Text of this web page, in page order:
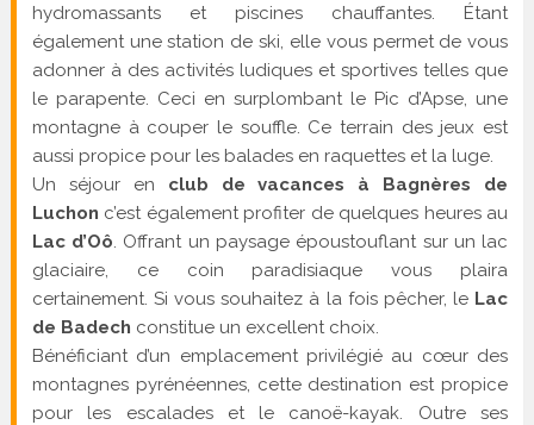
hydromassants et piscines chauffantes. Étant
également une station de ski, elle vous permet de vous
adonner à des activités ludiques et sportives telles que
le parapente. Ceci en surplombant le Pic d’Apse, une
montagne à couper le souffle. Ce terrain des jeux est
aussi propice pour les balades en raquettes et la luge.
Un séjour en club de vacances à Bagnères de
Luchon c’est également profiter de quelques heures au
Lac d’Oô . Offrant un paysage époustouflant sur un lac
glaciaire, ce coin paradisiaque vous plaira
certainement. Si vous souhaitez à la fois pêcher, le Lac
de Badech constitue un excellent choix.
Bénéficiant d’un emplacement privilégié au cœur des
montagnes pyrénéennes, cette destination est propice
pour les escalades et le canoë-kayak. Outre ses